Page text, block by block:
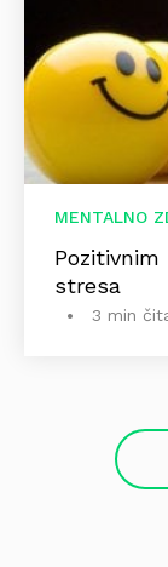
MENTALNO
stresa
3 min